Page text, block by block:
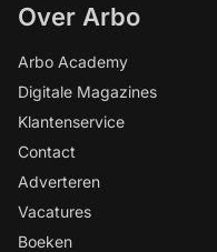
Over Arbo
Arbo Academy
Digitale Magazines
Klantenservice
Contact
Adverteren
Vacatures
Boeken